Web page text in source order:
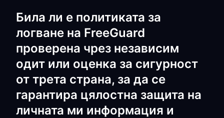
Била ли е политиката за
логване на FreeGuard
проверена чрез независим
одит или оценка за сигурност
от трета страна, за да се
гарантира цялостна защита на
личната ми информация и